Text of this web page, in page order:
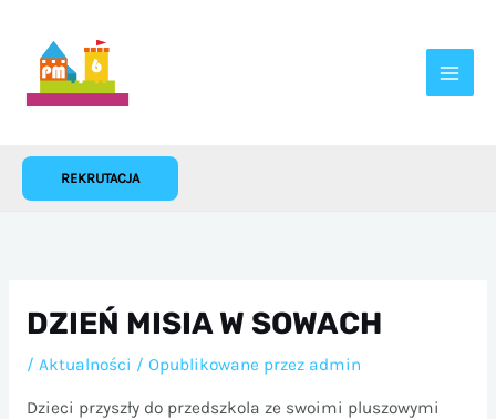
treści
REKRUTACJA
DZIEŃ MISIA W SOWACH
/ Aktualności / Opublikowane przez admin
Dzieci przyszły do przedszkola ze swoimi pluszowymi